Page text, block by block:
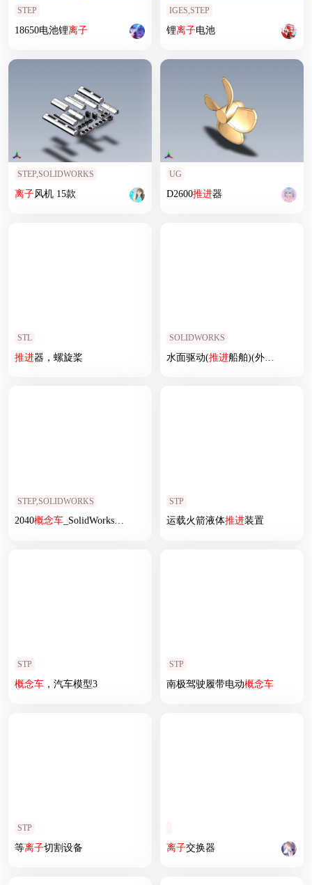
STEP
18650电池锂离子
IGES,STEP
锂离子电池
STEP,SOLIDWORKS
离子风机 15款
UG
D2600推进器
STL
推进器，螺旋桨
SOLIDWORKS
水面驱动(推进船舶)(外部详图)
STEP,SOLIDWORKS
2040概念车_SolidWorks20140220095322182
STP
运载火箭液体推进装置
STP
概念车，汽车模型3
STP
南极驾驶履带电动概念车
STP
等离子切割设备 离子交换器